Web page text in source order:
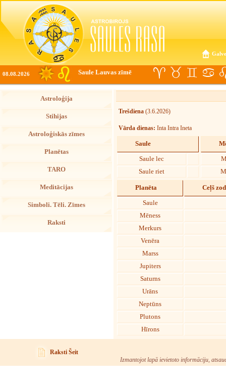
08.08.2026 Saule Lauvas zīmē
Astroloģija
Stihijas
Astroloģiskās zīmes
Planētas
TARO
Meditācijas
Simboli. Tēli. Zīmes
Raksti
Trešdiena (3.6.2026)
Vārda dienas: Inta Intra Ineta
Saule
Saule lec
Saule riet
Planēta Ceļš
Saule
Mēness
Merkurs
Venēra
Marss
Jupiters
Saturns
Urāns
Neptūns
Plutons
Hīrons
Raksti Šeit
Izmantojot lapā ievietoto informāciju,